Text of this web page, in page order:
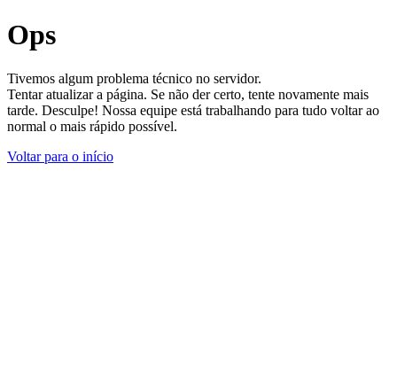
Ops
Tivemos algum problema técnico no servidor.
Tentar atualizar a página. Se não der certo, tente novamente mais
tarde. Desculpe! Nossa equipe está trabalhando para tudo voltar ao
normal o mais rápido possível.
Voltar para o início